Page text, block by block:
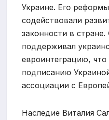
Украине. Его
содействовали
законности в
поддерживал
евроинтеграцию, что
подписанию
ассоциации с
Наследие Виталия